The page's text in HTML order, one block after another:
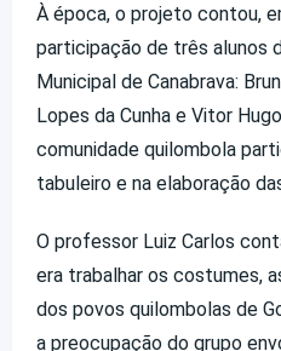
À época, o projeto contou,
participação de três alunos
Municipal de Canabrava:
Lopes da Cunha e Vitor
comunidade quilombola
tabuleiro e na elaboração
O professor Luiz Carlos
era trabalhar os costumes,
dos povos quilombolas de
a preocupação do grupo